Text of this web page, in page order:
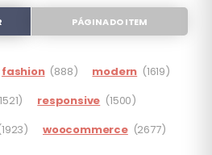
PÁGINA DO ITEM
fashion (888) modern (1619)
responsive (1500)
woocommerce (2677)